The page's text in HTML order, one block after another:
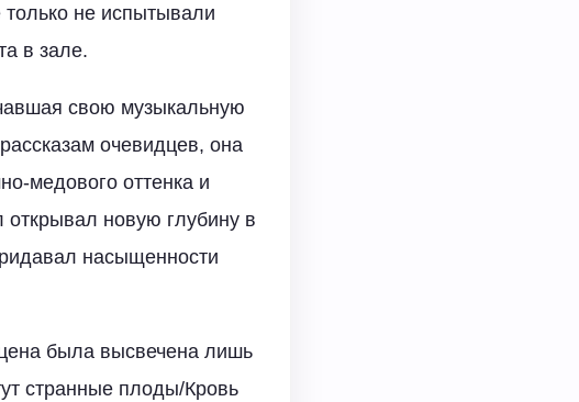
не испытывали
в зале.
свою музыкальную
очевидцев, она
медового оттенка и
открывал новую глубину в
насыщенности
была высвечена лишь
странные плоды/Кровь